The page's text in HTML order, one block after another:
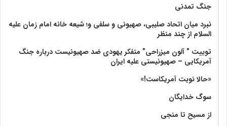
جنگ تمدنی
نبرد میان اتحاد صلیبی، صهیونی و سلفی و؛ شیعه خانه امام زمان علیه
السلام از چند منظر
توییت ” آلون میزراحی” متفکر یهودی ضد صهیونیست درباره جنگ
آمریکایی – صهیونیستی علیه ایران
«حالا نوبت آمریکاست!»
سوگ خدایگان
از مسیح تا منجی